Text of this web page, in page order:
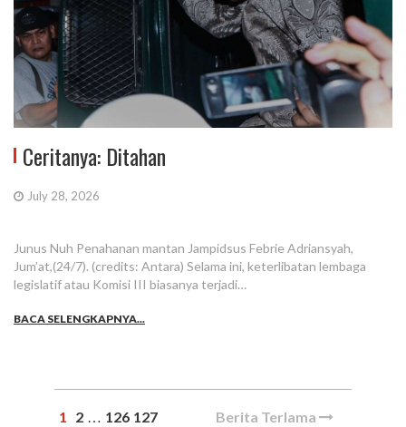
Ceritanya: Ditahan
July 28, 2026
Junus Nuh Penahanan mantan Jampidsus Febrie Adriansyah,
Jum’at,(24/7). (credits: Antara) Selama ini, keterlibatan lembaga
legislatif atau Komisi III biasanya terjadi…
BACA SELENGKAPNYA...
1 2 … 126 127 Berita Terlama